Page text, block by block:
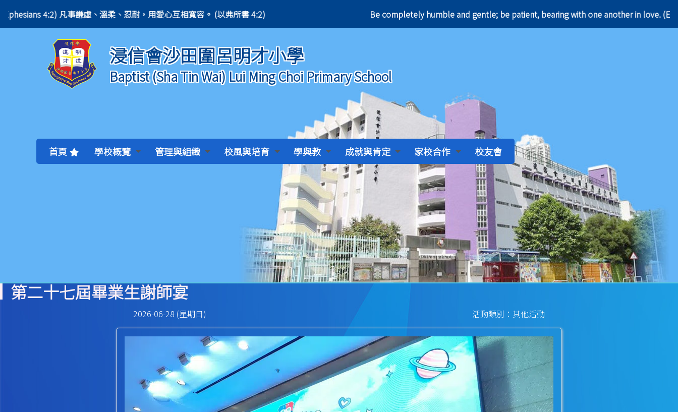
4:2) 凡事謙虛、溫柔、忍耐，用愛心互相寬容。 (以弗所書 4:2) Be completely humble and gentle; be patient, bearing with one another in love.
浸信會沙田圍呂明才小學
Baptist (Sha Tin Wai) Lui Ming Choi Primary School
首頁 學校概覽 管理與組織 校風與培育 學與教 成就與肯定 家校合作 校友會
第二十七屆畢業生謝師宴
2026-06-28 (星期日) 活動類別：其他活動